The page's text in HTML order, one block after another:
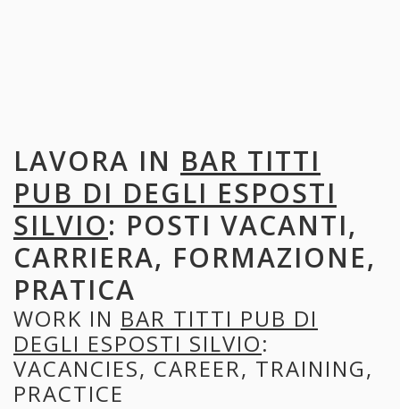
LAVORA IN BAR TITTI
PUB DI DEGLI ESPOSTI
SILVIO: POSTI VACANTI,
CARRIERA, FORMAZIONE,
PRATICA
WORK IN BAR TITTI PUB DI
DEGLI ESPOSTI SILVIO:
VACANCIES, CAREER, TRAINING,
PRACTICE